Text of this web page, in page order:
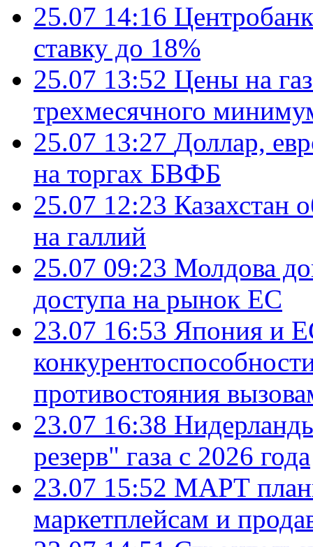
25.07 14:16
ставку до 18%
25.07 13:52 Цены на
трехмесячного
25.07 13:27 Доллар,
на торгах БВФБ
25.07 12:23 Казахстан
на галлий
25.07 09:23 Молдова
доступа на рынок ЕС
23.07 16:53 Япония и
противостояния
23.07 16:38
резерв" газа с 2026 года
23.07 15:52 МАРТ
маркетплейсам и